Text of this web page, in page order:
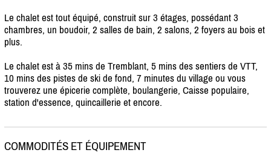
Le chalet est tout équipé, construit sur 3 étages, possédant 3
chambres, un boudoir, 2 salles de bain, 2 salons, 2 foyers au bois et
plus.
Le chalet est à 35 mins de Tremblant, 5 mins des sentiers de VTT,
10 mins des pistes de ski de fond, 7 minutes du village ou vous
trouverez une épicerie complète, boulangerie, Caisse populaire,
station d'essence, quincaillerie et encore.
COMMODITÉS ET ÉQUIPEMENT